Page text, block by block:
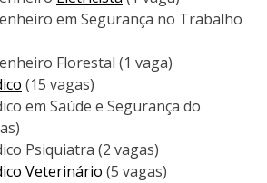
em Segurança no Trabalho
Florestal (1 vaga)
(15 vagas)
em Saúde e Segurança do
Psiquiatra (2 vagas)
Veterinário (5 vagas)